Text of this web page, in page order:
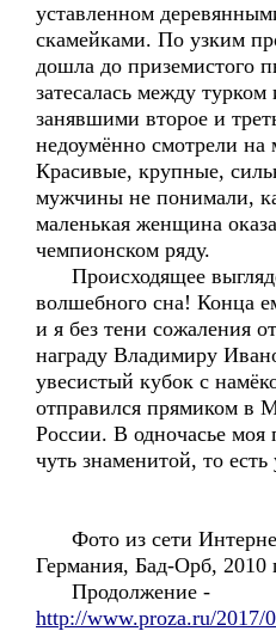
уставленном
скамейками. По узким
дошла до приземистого
затесалась между турком
занявшими второе и
недоумённо смотрели на
Красивые, крупные,
мужчины не понимали,
маленькая женщина
чемпионском ряду.
Происходящее
волшебного сна! Конца
и я без тени сожаления
награду Владимиру
увесистый кубок с
отправился прямиком в
России. В одночасье моя
чуть знаменитой, то
Фото из сети
Германия, Бад-Орб, 2010
Продолжение -
http://www.proza.ru/2017/